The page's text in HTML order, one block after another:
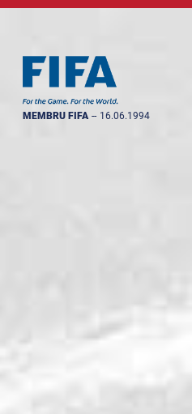
MEMBRU FIFA -- 16.06.1994